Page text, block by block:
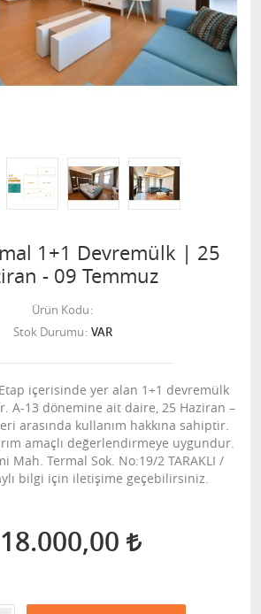
1+1 Devremülk | 25
- 09 Temmuz
Ürün Kodu
Stok Durumu VAR
içerisinde yer alan 1+1 devremülk
A-13 dönemine ait daire, 25 Haziran –
arasında kullanım hakkına sahiptir.
amaçlı değerlendirmeye uygundur.
Mah. Termal Sok. No:19/2 TARAKLI /
bilgi için iletişime geçebilirsiniz.